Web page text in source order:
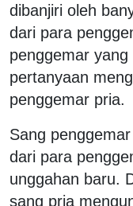
dibanjiri oleh
dari para
penggemar
pertanyaan
penggemar pria.
Sang
dari para
unggahan baru.
sang pria